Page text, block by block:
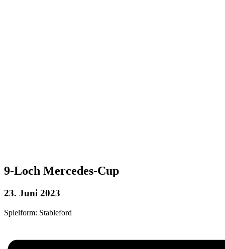
9-Loch Mercedes-Cup
23. Juni 2023
Spielform: Stableford